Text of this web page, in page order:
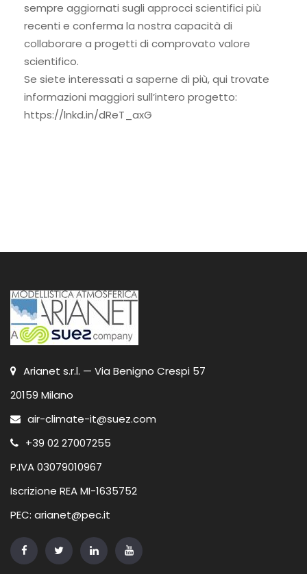
sempre aggiornati sugli approcci scientifici più
recenti e conferma la nostra capacità di
collaborare a progetti di comprovato valore
scientifico.
Se siete interessati a saperne di più, qui trovate
informazioni maggiori sull’intero progetto:
https://lnkd.in/dReT_axG
Arianet s.r.l. — Via Benigno Crespi 57
20159 Milano
air-climate-it@suez.com
+39 02 27007255
P.IVA 03079010967
Iscrizione REA MI-1635752
PEC: arianet@pec.it